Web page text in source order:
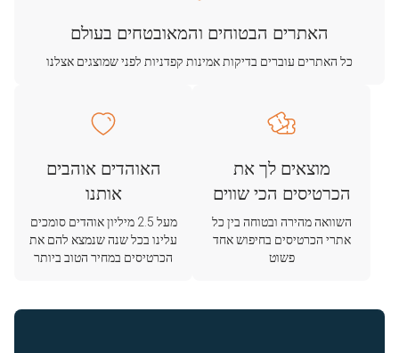
האתרים הבטוחים והמאובטחים בעולם
כל האתרים עוברים בדיקות אמינות קפדניות לפני שמוצגים אצלנו
מוצאים לך את
הכרטיסים הכי שווים
השוואה מהירה ובטוחה בין כל
אתרי הכרטיסים בחיפוש אחד
פשוט
האוהדים אוהבים
אותנו
מעל 2.5 מיליון אוהדים סומכים
עלינו בכל שנה שנמצא להם את
הכרטיסים במחיר הטוב ביותר